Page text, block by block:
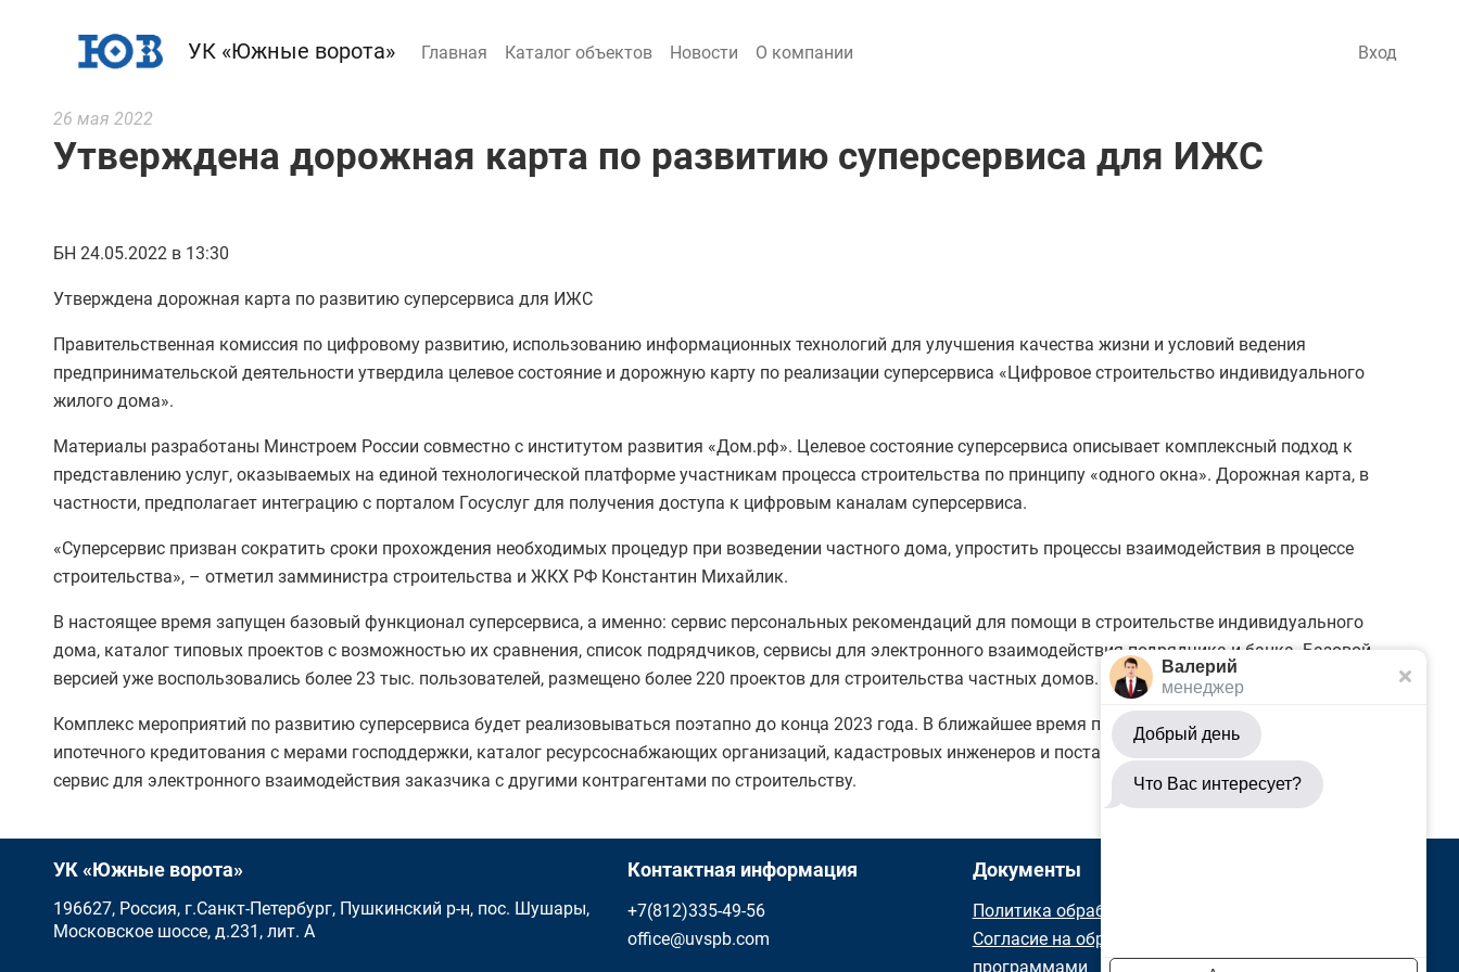
УК «Южные ворота» Главная Каталог объектов Новости О компании Вход
26 мая 2022
Утверждена дорожная карта по развитию суперсервиса для ИЖС
БН 24.05.2022 в 13:30
Утверждена дорожная карта по развитию суперсервиса для ИЖС
Правительственная комиссия по цифровому развитию, использованию информационных технологий для улучшения качества жизни и условий ведения
предпринимательской деятельности утвердила целевое состояние и дорожную карту по реализации суперсервиса «Цифровое строительство индивидуального
жилого дома».
Материалы разработаны Минстроем России совместно с институтом развития «Дом.рф». Целевое состояние суперсервиса описывает комплексный подход к
представлению услуг, оказываемых на единой технологической платформе участникам процесса строительства по принципу «одного окна». Дорожная карта, в
частности, предполагает интеграцию с порталом Госуслуг для получения доступа к цифровым каналам суперсервиса.
«Суперсервис призван сократить сроки прохождения необходимых процедур при возведении частного дома, упростить процессы взаимодействия в процессе
строительства», – отметил замминистра строительства и ЖКХ РФ Константин Михайлик.
В настоящее время запущен базовый функционал суперсервиса, а именно: сервис персональных рекомендаций для помощи в строительстве индивидуального
дома, каталог типовых проектов с возможностью их сравнения, список подрядчиков, сервисы для электронного взаимодействия подрядчика и банка. Базовой
версией уже воспользовались более 23 тыс. пользователей, размещено более 220 проектов для строительства частных домов.
Комплекс мероприятий по развитию суперсервиса будет реализовываться поэтапно до конца 2023 года. В ближайшее время планируется запустить сервис для
ипотечного кредитования с мерами господдержки, каталог ресурсоснабжающих организаций, кадастровых инженеров и поставщиков стройматериалов, а также
сервис для электронного взаимодействия заказчика с другими контрагентами по строительству.
УК «Южные ворота»
196627, Россия, г.Санкт-Петербург, Пушкинский р-н, пос. Шушары,
Московское шоссе, д.231, лит. А
Контактная информация
+7(812)335-49-56
office@uvspb.com
Документы
Политика обработки персональных данных
Согласие на обработку данных метрическими
программами
Валерий
менеджер
Добрый день
Что Вас интересует?